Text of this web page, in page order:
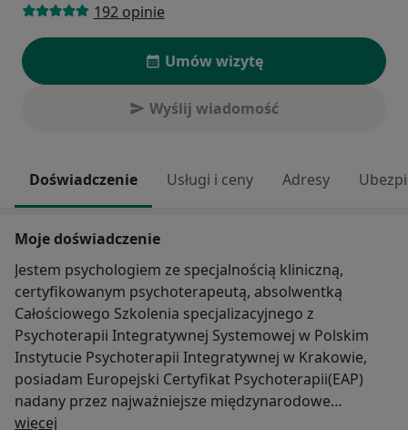
192 opinie
Umów wizytę
Wyślij wiadomość
Doświadczenie Usługi i ceny Adresy
Moje doświadczenie
Jestem psychologiem ze specjalnością kliniczną,
certyfikowanym psychoterapeutą, absolwentką
Całościowego Szkolenia specjalizacyjnego z
Psychoterapii Integratywnej Systemowej w Polskim
Instytucie Psychoterapii Integratywnej w Krakowie,
posiadam Europejski Certyfikat Psychoterapii(EAP)
nadany przez najważniejsze międzynarodowe
stowarzyszenie w zakresie psychoterapii European
więcej